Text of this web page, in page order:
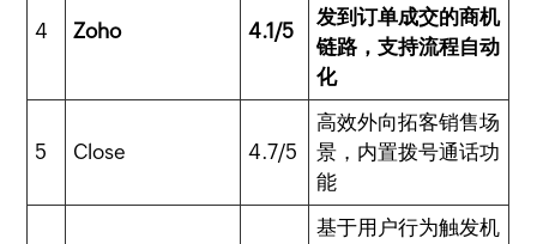
4 Zoho 4.1/5
发到订单成交的商机
链路，支持流程自动
化
5 Close 4.7/5
高效外向拓客销售场
景，内置拨号通话功
能
基于用户行为触发机